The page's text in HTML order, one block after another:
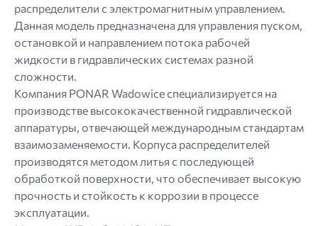
распределители с электромагнитным управлением.
Данная модель предназначена для управления пуском,
остановкой и направлением потока рабочей
жидкости в гидравлических системах разной
сложности.
Компания PONAR Wadowice специализируется на
производстве высококачественной гидравлической
аппаратуры, отвечающей международным стандартам
взаимозаменяемости. Корпуса распределителей
производятся методом литья с последующей
обработкой поверхности, что обеспечивает высокую
прочность и стойкость к коррозии в процессе
эксплуатации.